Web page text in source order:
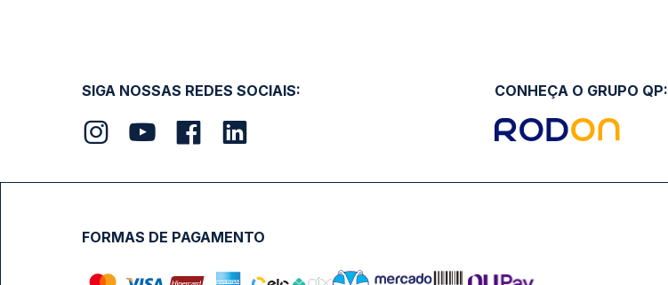
SIGA NOSSAS REDES SOCIAIS: CONHEÇA O GRUPO QP:
FORMAS DE PAGAMENTO